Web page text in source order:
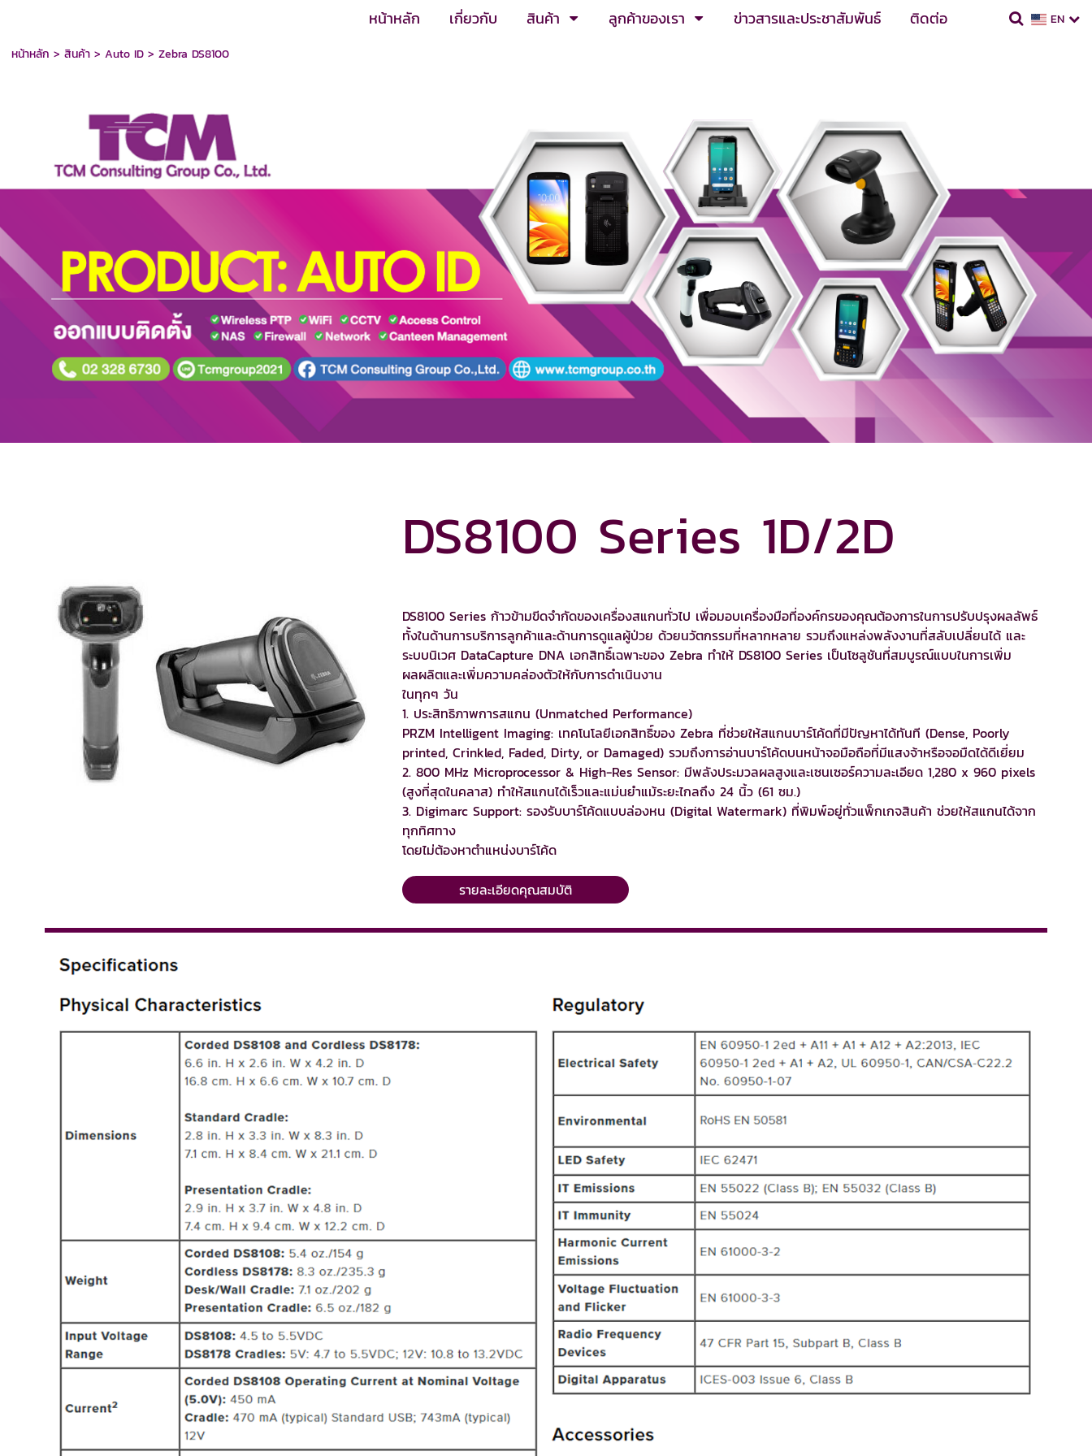
หน้าหลัก เกี่ยวกับ สินค้า ลูกค้าของเรา ข่าวสารและประชาสัมพันธ์ ติดต่อ EN
หน้าหลัก > สินค้า> Auto ID> Zebra DS8100
DS8100 Series 1D/2D
DS8100 Series ก้าวข้ามขีดจำกัดของเครื่องสแกนทั่วไป เพื่อมอบเครื่องมือที่องค์กรของคุณต้องการในการปรับปรุงผลลัพธ์
ทั้งในด้านการบริการลูกค้าและด้านการดูแลผู้ป่วย ด้วยนวัตกรรมที่หลากหลาย รวมถึงแหล่งพลังงานที่สลับเปลี่ยนได้ และ
ระบบนิเวศ DataCapture DNA เอกสิทธิ์เฉพาะของ Zebra ทำให้ DS8100 Series เป็นโซลูชันที่สมบูรณ์แบบในการเพิ่ม
ผลผลิตและเพิ่มความคล่องตัวให้กับการดำเนินงาน
ในทุกๆ วัน
1. ประสิทธิภาพการสแกน (Unmatched Performance)
PRZM Intelligent Imaging: เทคโนโลยีเอกสิทธิ์ของ Zebra ที่ช่วยให้สแกนบาร์โค้ดที่มีปัญหาได้ทันที (Dense, Poorly
printed, Crinkled, Faded, Dirty, or Damaged) รวมถึงการอ่านบาร์โค้ดบนหน้าจอมือถือที่มีแสงจ้าหรือจอมืดได้ดีเยี่ยม
2. 800 MHz Microprocessor & High-Res Sensor: มีพลังประมวลผลสูงและเซนเซอร์ความละเอียด 1,280 x 960 pixels
(สูงที่สุดในคลาส) ทำให้สแกนได้เร็วและแม่นยำแม้ระยะไกลถึง 24 นิ้ว (61 ซม.)
3. Digimarc Support: รองรับบาร์โค้ดแบบล่องหน (Digital Watermark) ที่พิมพ์อยู่ทั่วแพ็กเกจสินค้า ช่วยให้สแกนได้จาก
ทุกทิศทาง
โดยไม่ต้องหาตำแหน่งบาร์โค้ด
รายละเอียดคุณสมบัติ